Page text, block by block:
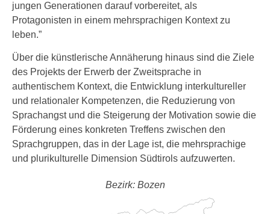
jungen Generationen darauf vorbereitet, als
Protagonisten in einem mehrsprachigen Kontext zu
leben.”
Über die künstlerische Annäherung hinaus sind die Ziele
des Projekts der Erwerb der Zweitsprache in
authentischem Kontext, die Entwicklung interkultureller
und relationaler Kompetenzen, die Reduzierung von
Sprachangst und die Steigerung der Motivation sowie die
Förderung eines konkreten Treffens zwischen den
Sprachgruppen, das in der Lage ist, die mehrsprachige
und plurikulturelle Dimension Südtirols aufzuwerten.
Bezirk: Bozen